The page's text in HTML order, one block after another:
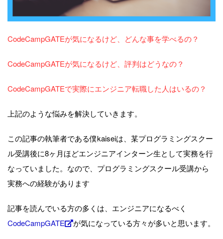
CodeCampGATEが気になるけど、どんな事を学べるの？
CodeCampGATEが気になるけど、評判はどうなの？
CodeCampGATEで実際にエンジニア転職した人はいるの？
上記のような悩みを解決していきます。
この記事の執筆者である僕kaiseiは、某プログラミングスクー
ル受講後に8ヶ月ほどエンジニアインターン生として実務を行
なっていました。なので、プログラミングスクール受講から
実務への経験があります
記事を読んでいる方の多くは、エンジニアになるべく
CodeCampGATE
が気になっている方々が多いと思います。